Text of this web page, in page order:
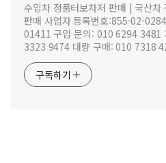
수입차 정품터보차저 판매 | 국산차
판매 사업자 등록번호:855-02-
01411 구입 문의: 010 6294 3481
3323 9474 대량 구매: 010 7318
구독하기